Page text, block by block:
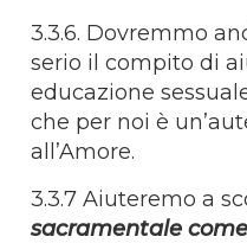
3.3.6. Dovremmo
serio il compito di
educazione
che per noi è
all’Amore.
3.3.7 Aiuteremo a
sacramentale